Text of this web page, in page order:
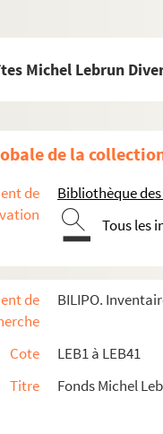
Michel Lebrun
de la
de
Bibliothèque
Tous les
de
BILIPO.
Cote
LEB1 à LEB41
Titre
Fonds Michel
Almanach 1983
- Photos films -
- Dossier Reims - Petite
Lebrun Auteur C1 -
Lebrun Auteur C4
Lebrun Auteur courrier H1
Lebrun Auteur TV A1
Lebrun critique Polar A1